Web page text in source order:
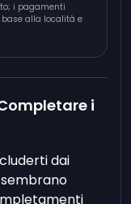
i pagamenti
alla località e
i
dai